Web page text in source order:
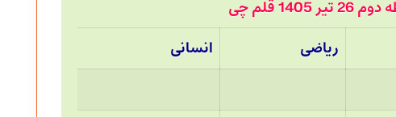
قلم چی
ریاضی
انسانی